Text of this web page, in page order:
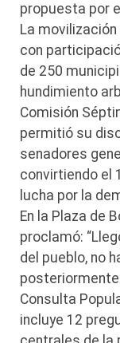
propuesta por
La
con
de 250
hundimiento
Comisión
permitió su
senadores
convirtiendo el
lucha por la
En la Plaza de
proclamó:
del pueblo, no
Consulta
incluye 12